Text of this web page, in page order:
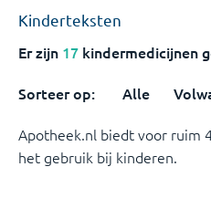
Kinderteksten
Er zijn 17 kindermedicijnen
Sorteer op: Alle
Apotheek.nl biedt voor ruim
het gebruik bij kinderen.